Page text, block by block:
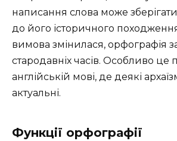
написання слова може
до його історичного
вимова змінилася, орфографія
стародавніх часів. Особливо це
англійській мові, де деякі
актуальні.
Функції орфографії